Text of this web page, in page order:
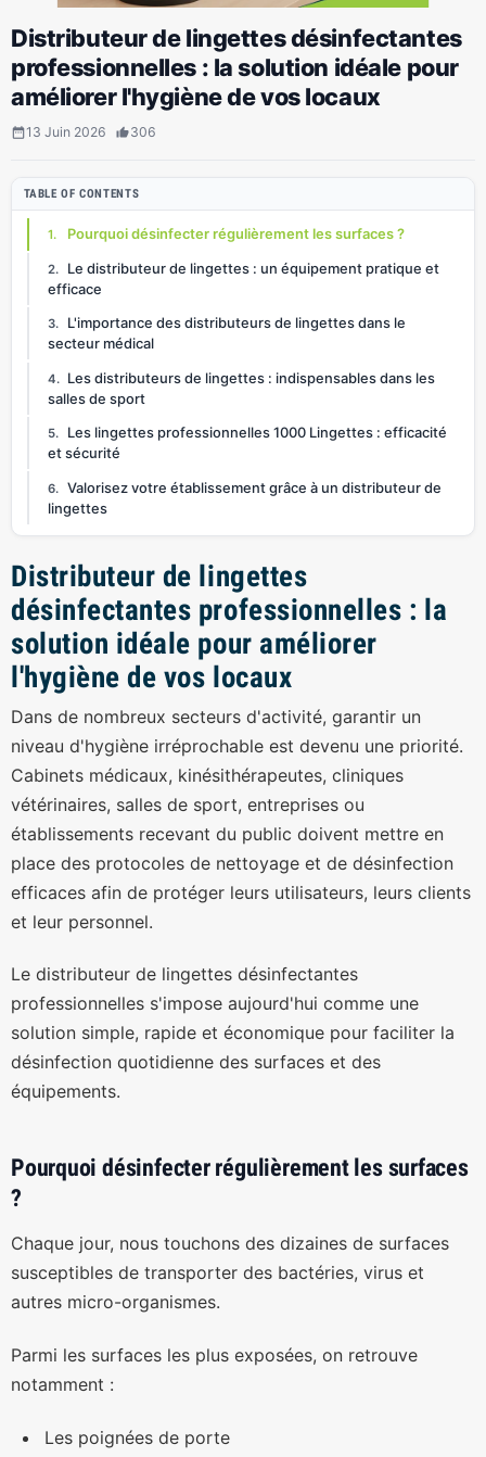
Distributeur de lingettes désinfectantes
professionnelles : la solution idéale pour
améliorer l'hygiène de vos locaux
date_range13 Juin 2026 thumb_up_alt
306
TABLE OF CONTENTS
Pourquoi désinfecter régulièrement les surfaces ?
Le distributeur de lingettes : un équipement pratique et
efficace
L'importance des distributeurs de lingettes dans le
secteur médical
Les distributeurs de lingettes : indispensables dans les
salles de sport
Les lingettes professionnelles 1000 Lingettes : efficacité
et sécurité
Valorisez votre établissement grâce à un distributeur de
lingettes
Distributeur de lingettes
désinfectantes professionnelles : la
solution idéale pour améliorer
l'hygiène de vos locaux
Dans de nombreux secteurs d'activité, garantir un
niveau d'hygiène irréprochable est devenu une priorité.
Cabinets médicaux, kinésithérapeutes, cliniques
vétérinaires, salles de sport, entreprises ou
établissements recevant du public doivent mettre en
place des protocoles de nettoyage et de désinfection
efficaces afin de protéger leurs utilisateurs, leurs clients
et leur personnel.
Le distributeur de lingettes désinfectantes
professionnelles s'impose aujourd'hui comme une
solution simple, rapide et économique pour faciliter la
désinfection quotidienne des surfaces et des
équipements.
Pourquoi désinfecter régulièrement les surfaces
?
Chaque jour, nous touchons des dizaines de surfaces
susceptibles de transporter des bactéries, virus et
autres micro-organismes.
Parmi les surfaces les plus exposées, on retrouve
notamment :
Les poignées de porte